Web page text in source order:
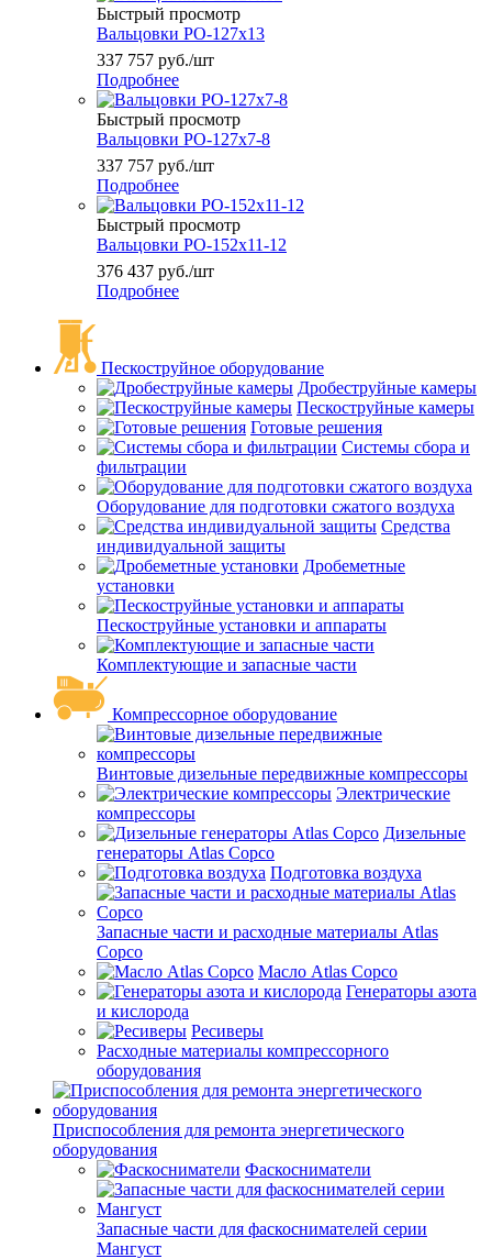
Быстрый просмотр
Вальцовки РО-127х13
337 757 руб./шт
Подробнее
Быстрый просмотр
Вальцовки РО-127х7-8
337 757 руб./шт
Подробнее
Быстрый просмотр
Вальцовки РО-152х11-12
376 437 руб./шт
Подробнее
Пескоструйное оборудование
Дробеструйные камеры
Пескоструйные камеры
Готовые решения
Системы сбора и
фильтрации
Оборудование для подготовки сжатого воздуха
Средства
индивидуальной защиты
Дробеметные
установки
Пескоструйные установки и аппараты
Комплектующие и запасные части
Компрессорное оборудование
Винтовые дизельные передвижные компрессоры
Электрические
компрессоры
Дизельные
генераторы Atlas Copco
Подготовка воздуха
Запасные части и расходные материалы Atlas
Copco
Масло Atlas Copco
Генераторы азота
и кислорода
Ресиверы
Расходные материалы компрессорного
оборудования
Приспособления для ремонта энергетического
оборудования
Фаскосниматели
Запасные части для фаскоснимателей серии
Мангуст